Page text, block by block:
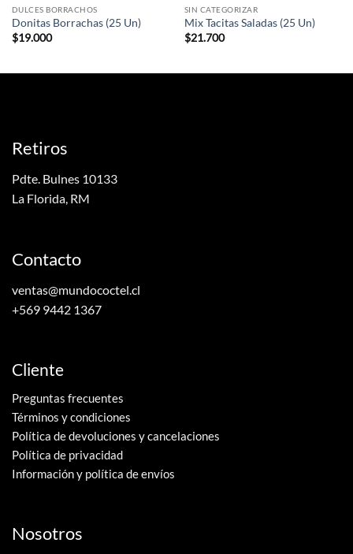
DULCES BORRACHOS
Donitas Borrachas (25 Un)
$19.000
SIN CATEGORIZAR
Mix Tacitas Saladas (25 Un)
$21.700
Retiros
Pdte. Bulnes 10133
La Florida, RM
Contacto
ventas@mundococtel.cl
+569 9442 1367
Cliente
Preguntas frecuentes
Términos y condiciones
Política de devoluciones y cancelaciones
Política de privacidad
Información y política de envíos
Nosotros